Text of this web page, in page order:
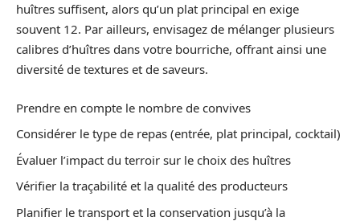
huîtres suffisent, alors qu’un plat principal en exige
souvent 12. Par ailleurs, envisagez de mélanger plusieurs
calibres d’huîtres dans votre bourriche, offrant ainsi une
diversité de textures et de saveurs.
Prendre en compte le nombre de convives
Considérer le type de repas (entrée, plat principal, cocktail)
Évaluer l’impact du terroir sur le choix des huîtres
Vérifier la traçabilité et la qualité des producteurs
Planifier le transport et la conservation jusqu’à la